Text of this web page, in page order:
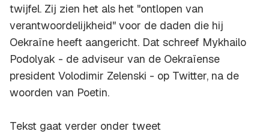
twijfel. Zij zien het als het "ontlopen van
verantwoordelijkheid" voor de daden die hij
Oekraïne heeft aangericht. Dat schreef Mykhailo
Podolyak - de adviseur van de Oekraïense
president Volodimir Zelenski - op Twitter, na de
woorden van Poetin.
Tekst gaat verder onder tweet